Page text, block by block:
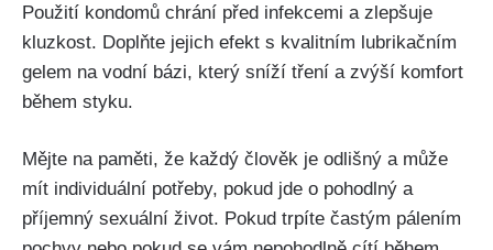
⁣Použití kondomů ‌chrání před infekcemi a zlepšuje
kluzkost. ​Doplňte jejich efekt s kvalitním ⁢lubrikačním
⁣gelem na vodní bázi, který sníží tření a‍ zvýší komfort
během styku.
Mějte ​na paměti, že každý člověk⁣ je odlišný a může
mít individuální ‌potřeby, pokud ​jde o⁣ pohodlný a
příjemný ⁤sexuální ⁢život. ⁣Pokud trpíte⁤ častým pálením